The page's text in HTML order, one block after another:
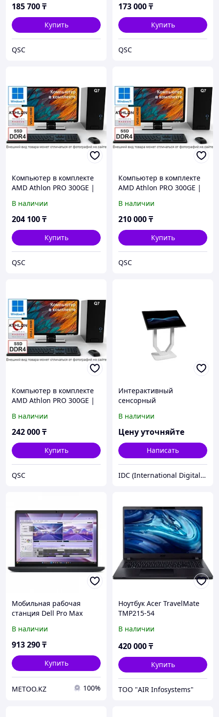
мышь | Windows 11
185 700₸
Купить
QSC
мышь | Windows 11
173 000₸
Купить
QSC
Компьютер в комплекте
AMD Athlon PRO 300GE |
Монитор 22" | Клав. +
мышь | Windows 11
В наличии
204 100₸
Купить
QSC
Компьютер в комплекте
AMD Athlon PRO 300GE |
Монитор 22" | Клав. +
мышь | Windows 11
В наличии
210 000₸
Купить
QSC
Компьютер в комплекте
AMD Athlon PRO 300GE |
Монитор 22" | Клав. +
мышь | Windows 11
В наличии
242 000₸
Купить
QSC
Интерактивный
сенсорный
iDC Т 49"
В наличии
Цену уточняйте
Написать
IDC (International Digital Corporation)
Мобильная рабочая
станция Dell Pro Max
(BTO129_MC16250_EMEA_2
10-BPVR)
В наличии
913 290₸
Купить
METOO.KZ 100%
Ноутбук Acer TravelМate
TМP215-54
В наличии
420 000₸
Купить
ТОО "AIR Infosystems"